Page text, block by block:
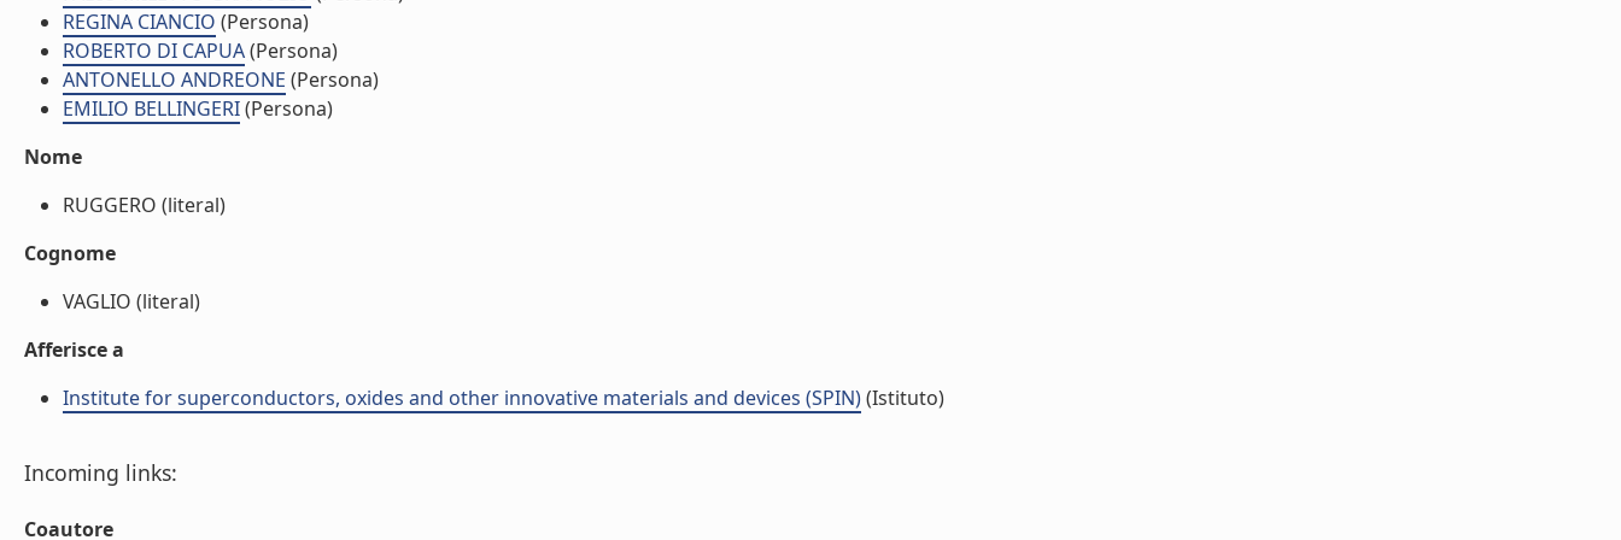
REGINA CIANCIO (Persona)
ROBERTO DI CAPUA(Persona)
ANTONELLO ANDREONE (Persona)
EMILIO BELLINGERI(Persona)
Nome
RUGGERO (literal)
Cognome
VAGLIO (literal)
Afferisce a
Institute for superconductors, oxides and other innovative materials and devices (SPIN)(Istituto)
Incoming links:
Coautore